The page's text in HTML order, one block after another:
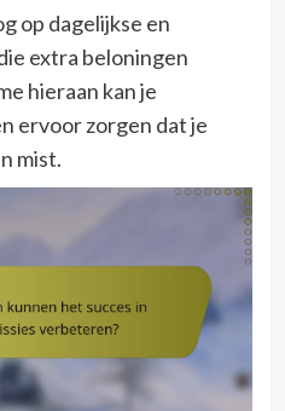
op dagelijkse en
extra beloningen
hieraan kan je
ervoor zorgen dat je
mist.